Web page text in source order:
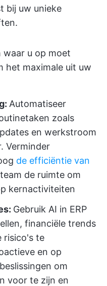
bij uw unieke
waar u op moet
het maximale uit uw
Automatiseer
zoals
en werkstroom
Verminder
de efficiëntie van
de ruimte om
kernactiviteiten
Gebruik AI in ERP
financiële trends
risico's te
en op
om
voor te zijn en